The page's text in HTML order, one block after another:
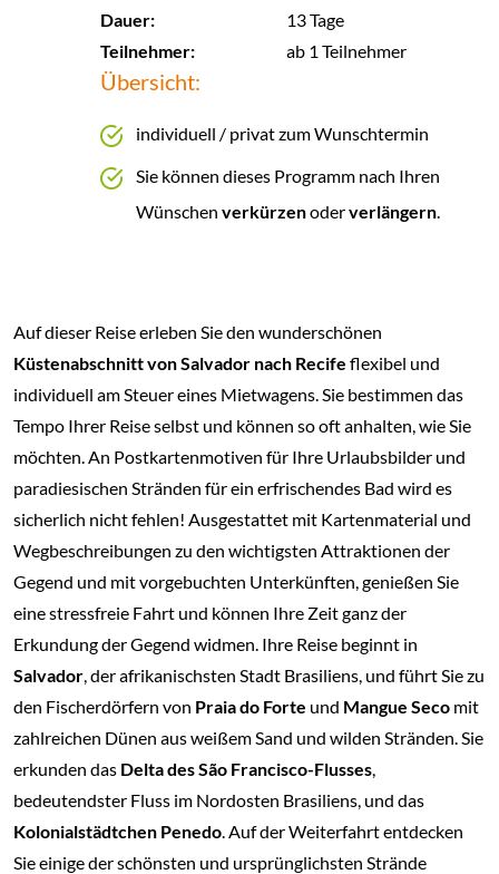
Dauer:
13 Tage
Teilnehmer:
ab 1 Teilnehmer
Übersicht:
individuell / privat zum Wunschtermin
Sie können dieses Programm nach Ihren
Wünschen verkürzenoderverlängern.
Auf dieser Reise erleben Sie den wunderschönen
Küstenabschnitt von Salvador nach Recife flexibel und
individuell am Steuer eines Mietwagens. Sie bestimmen das
Tempo Ihrer Reise selbst und können so oft anhalten, wie Sie
möchten. An Postkartenmotiven für Ihre Urlaubsbilder und
paradiesischen Stränden für ein erfrischendes Bad wird es
sicherlich nicht fehlen! Ausgestattet mit Kartenmaterial und
Wegbeschreibungen zu den wichtigsten Attraktionen der
Gegend und mit vorgebuchten Unterkünften, genießen Sie
eine stressfreie Fahrt und können Ihre Zeit ganz der
Erkundung der Gegend widmen. Ihre Reise beginnt in
Salvador, der afrikanischsten Stadt Brasiliens, und führt Sie zu
den Fischerdörfern von Praia do Forte und Mangue Seco mit
zahlreichen Dünen aus weißem Sand und wilden Stränden. Sie
erkunden das Delta des São Francisco-Flusses,
bedeutendster Fluss im Nordosten Brasiliens, und das
Kolonialstädtchen Penedo. Auf der Weiterfahrt entdecken
Sie einige der schönsten und ursprünglichsten Strände